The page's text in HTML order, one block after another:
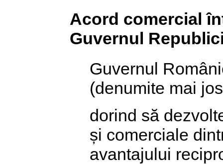
Acord comercial
Guvernul
Guvernul
(denumite mai
dorind să
și comerciale
avantajului